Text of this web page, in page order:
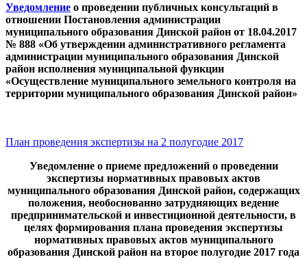
Уведомление о проведении публичных консультаций в
отношении Постановления администрации
муниципального образования Динской район от 18.04.2017
№ 888 «Об утверждении административного регламента
администрации муниципального образования Динской
район исполнения муниципальной функции
«Осуществление муниципального земельного контроля на
территории муниципального образования Динской район»
План проведения экспертизы на 2 полугодие 2017
Уведомление о приеме предложений о проведении
экспертизы нормативных правовых актов
муниципального образования Динской район, содержащих
положения, необоснованно затрудняющих ведение
предпринимательской и инвестиционной деятельности, в
целях формирования плана проведения экспертизы
нормативных правовых актов муниципального
образования Динской район на второе полугодие 2017 года